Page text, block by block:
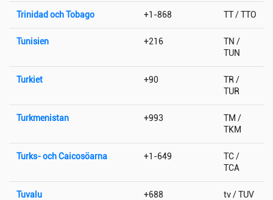
Trinidad och Tobago +1-868 TT / TTO
Tunisien +216
TN /
TUN
Turkiet +90
TR /
TUR
Turkmenistan +993
TM /
TKM
Turks- och Caicosöarna +1-649
TC /
TCA
Tuvalu +688 tv / TUV